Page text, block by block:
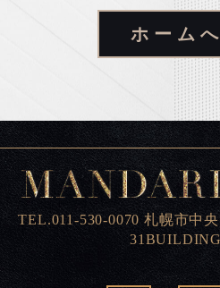
ホーム
TEL.011-530-0070 札幌市中